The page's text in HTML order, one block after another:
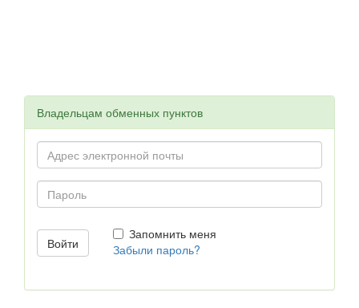
Владельцам обменных пунктов
Запомнить меня
Забыли пароль?